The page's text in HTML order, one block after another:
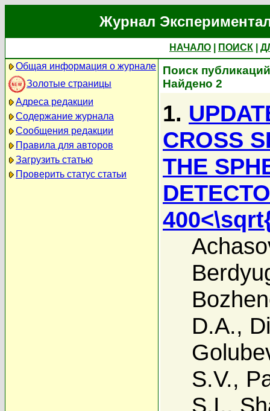
Журнал
НАЧАЛО ПОИСК
Общая информация о журнале
Золотые страницы
Адреса редакции
Содержание журнала
Сообщения редакции
Правила для авторов
Загрузить статью
Проверить статус статьи
Поиск
Найдено 2
1.
CROSS
THE
D.A.,
S.V.,
S.I.,